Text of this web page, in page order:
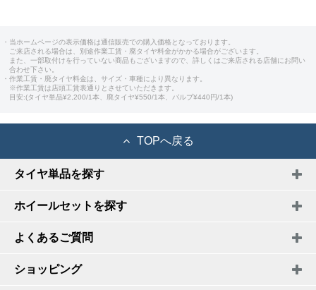
・当ホームページの表示価格は通信販売での購入価格となっております。
ご来店される場合は、別途作業工賃・廃タイヤ料金がかかる場合がございます。
また、一部取付けを行っていない商品もございますので、詳しくはご来店される店舗にお問い
合わせ下さい。
・作業工賃・廃タイヤ料金は、サイズ・車種により異なります。
※作業工賃は店頭工賃表通りとさせていただきます。
目安:(タイヤ単品¥2,200/1本、廃タイヤ¥550/1本、バルブ¥440円/1本)
TOPへ戻る
タイヤ単品を探す
ホイールセットを探す
よくあるご質問
ショッピング